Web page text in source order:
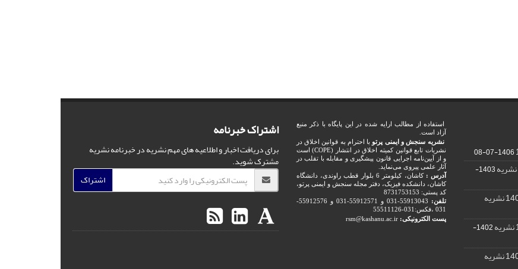
1406-07-08
1403-
1402-
استفاده از مطالب ارایه شده در این پایگاه با ذکر منبع
آزاد است.
نشریه سنجش و ایمنی پرتو با احترام به قوانین اخلاق در
نشریات تابع قوانین کمیته اخلاق در انتشار (COPE) است
و از آیین‌نامه اجرایی قانون پیشگیری و مقابله با تقلب در
آثار علمی پیروی می‌نماید.
آدرس :
کاشان، کیلومتر 6 بلوار قطب راوندی، دانشگاه
کاشان، دانشکده فیزیک، دفتر مجله سنجش و ایمنی پرتو،
کد پستی: 8731753153
تلفن:
55913043-031 و 55912571-031 و 55912576-
031 ،فکس:031-55511126
پست الکترونیکی: rsm@kashanu.ac.ir
اشتراک خبرنامه
برای دریافت اخبار و اطلاعیه های مهم نشریه در خبرنامه نشریه
مشترک شوید.
اشتراک